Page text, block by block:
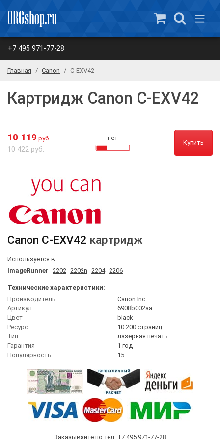
+7 495 971-77-28
Главная Canon C-EXV42
Картридж Canon C-EXV42
10 119 руб.
10 422 руб.
нет
Купить
Canon C-EXV42 картридж
Используется в:
ImageRunner 2202 2202n 2204 2206
Технические характеристики:
Производитель
Canon Inc.
Артикул
6908b002aa
Цвет
black
Ресурс
10 200 страниц
Тип
лазерная печать
Гарантия
1 год
Популярность
15
Заказывайте по тел. +7 495 971-77-28